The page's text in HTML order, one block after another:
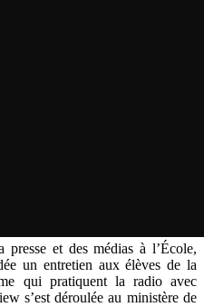
et des médias à l’École,
un entretien aux élèves de la
qui pratiquent la radio avec
s’est déroulée au ministère de